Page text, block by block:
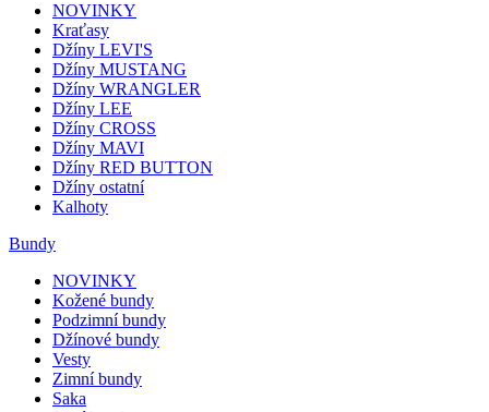
NOVINKY
Kraťasy
Džíny LEVI'S
Džíny MUSTANG
Džíny WRANGLER
Džíny LEE
Džíny CROSS
Džíny MAVI
Džíny RED BUTTON
Džíny ostatní
Kalhoty
Bundy
NOVINKY
Kožené bundy
Podzimní bundy
Džínové bundy
Vesty
Zimní bundy
Saka